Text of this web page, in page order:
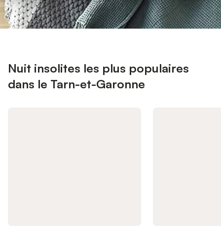
Nuit insolites les plus populaires
dans le Tarn-et-Garonne